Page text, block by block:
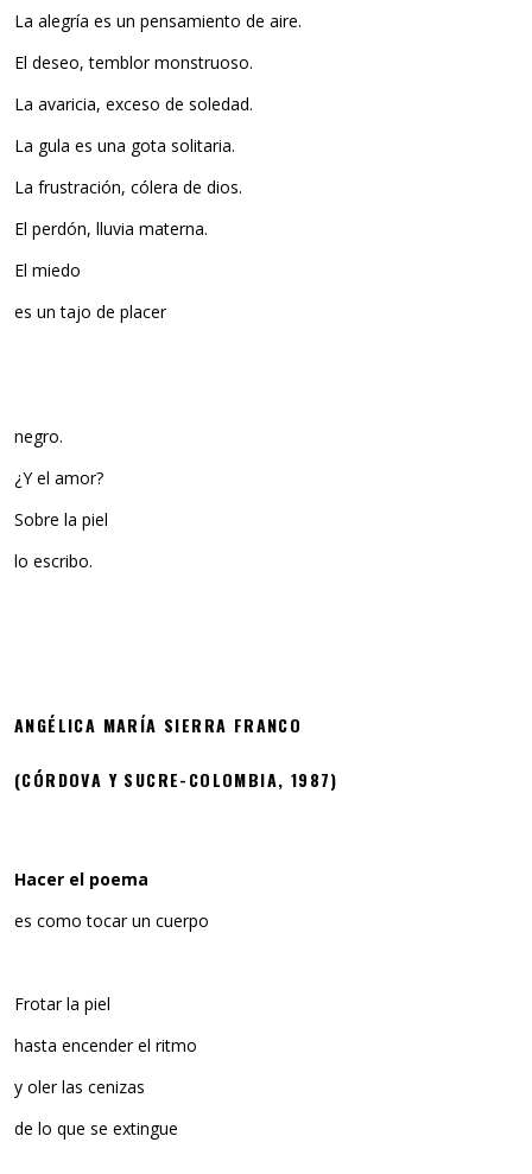
La alegría es un pensamiento de aire.
El deseo, temblor monstruoso.
La avaricia, exceso de soledad.
La gula es una gota solitaria.
La frustración, cólera de dios.
El perdón, lluvia materna.
El miedo
es un tajo de placer
negro.
¿Y el amor?
Sobre la piel
lo escribo.
ANGÉLICA MARÍA SIERRA FRANCO
(CÓRDOVA Y SUCRE-COLOMBIA, 1987)
Hacer el poema
es como tocar un cuerpo
Frotar la piel
hasta encender el ritmo
y oler las cenizas
de lo que se extingue